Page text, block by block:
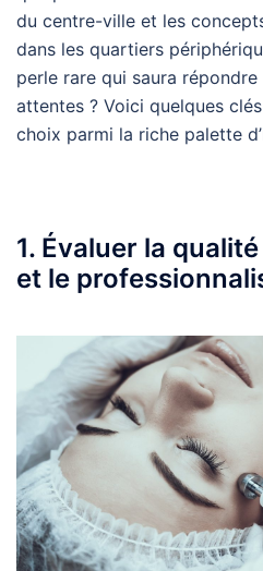
du centre-ville et les
dans les quartiers
perle rare qui saura
attentes ? Voici quelques
choix parmi la riche palette
1. Évaluer la
et le